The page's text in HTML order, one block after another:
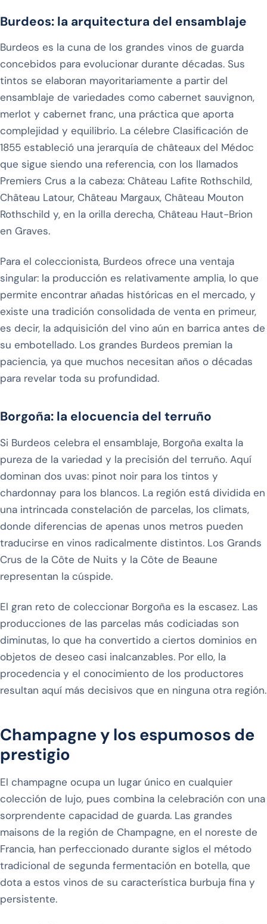
Burdeos: la arquitectura del ensamblaje
Burdeos es la cuna de los grandes vinos de guarda
concebidos para evolucionar durante décadas. Sus
tintos se elaboran mayoritariamente a partir del
ensamblaje de variedades como cabernet sauvignon,
merlot y cabernet franc, una práctica que aporta
complejidad y equilibrio. La célebre Clasificación de
1855 estableció una jerarquía de châteaux del Médoc
que sigue siendo una referencia, con los llamados
Premiers Crus a la cabeza: Château Lafite Rothschild,
Château Latour, Château Margaux, Château Mouton
Rothschild y, en la orilla derecha, Château Haut-Brion
en Graves.
Para el coleccionista, Burdeos ofrece una ventaja
singular: la producción es relativamente amplia, lo que
permite encontrar añadas históricas en el mercado, y
existe una tradición consolidada de venta en primeur,
es decir, la adquisición del vino aún en barrica antes de
su embotellado. Los grandes Burdeos premian la
paciencia, ya que muchos necesitan años o décadas
para revelar toda su profundidad.
Borgoña: la elocuencia del terruño
Si Burdeos celebra el ensamblaje, Borgoña exalta la
pureza de la variedad y la precisión del terruño. Aquí
dominan dos uvas: pinot noir para los tintos y
chardonnay para los blancos. La región está dividida en
una intrincada constelación de parcelas, los climats,
donde diferencias de apenas unos metros pueden
traducirse en vinos radicalmente distintos. Los Grands
Crus de la Côte de Nuits y la Côte de Beaune
representan la cúspide.
El gran reto de coleccionar Borgoña es la escasez. Las
producciones de las parcelas más codiciadas son
diminutas, lo que ha convertido a ciertos dominios en
objetos de deseo casi inalcanzables. Por ello, la
procedencia y el conocimiento de los productores
resultan aquí más decisivos que en ninguna otra región.
Champagne y los espumosos de
prestigio
El champagne ocupa un lugar único en cualquier
colección de lujo, pues combina la celebración con una
sorprendente capacidad de guarda. Las grandes
maisons de la región de Champagne, en el noreste de
Francia, han perfeccionado durante siglos el método
tradicional de segunda fermentación en botella, que
dota a estos vinos de su característica burbuja fina y
persistente.